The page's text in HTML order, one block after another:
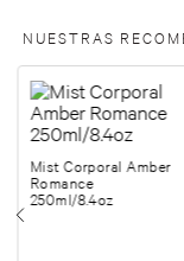
NUESTRAS
Mist Corporal Amber
Romance
250ml/8.4oz